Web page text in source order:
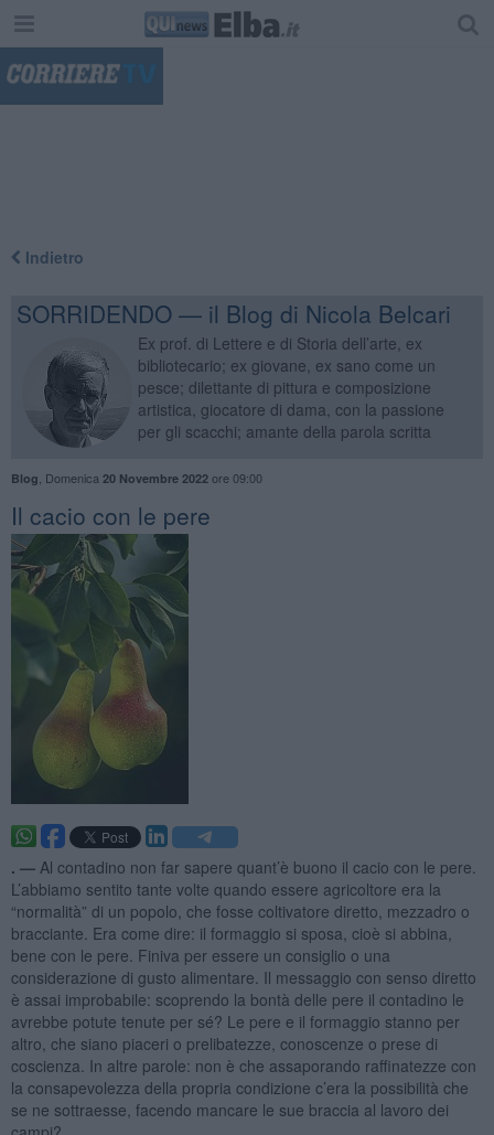
Indietro
SORRIDENDO — il Blog di Nicola Belcari
Ex prof. di Lettere e di Storia dell’arte, ex
bibliotecario; ex giovane, ex sano come un
pesce; dilettante di pittura e composizione
artistica, giocatore di dama, con la passione
per gli scacchi; amante della parola scritta
Blog Domenica 20 Novembre 2022ore 09:00
Il cacio con le pere
. — Al contadino non far sapere quant’è buono il cacio con le pere.
L’abbiamo sentito tante volte quando essere agricoltore era la
“normalità” di un popolo, che fosse coltivatore diretto, mezzadro o
bracciante. Era come dire: il formaggio si sposa, cioè si abbina,
bene con le pere. Finiva per essere un consiglio o una
considerazione di gusto alimentare. Il messaggio con senso diretto
è assai improbabile: scoprendo la bontà delle pere il contadino le
avrebbe potute tenute per sé? Le pere e il formaggio stanno per
altro, che siano piaceri o prelibatezze, conoscenze o prese di
coscienza. In altre parole: non è che assaporando raffinatezze con
la consapevolezza della propria condizione c’era la possibilità che
se ne sottraesse, facendo mancare le sue braccia al lavoro dei